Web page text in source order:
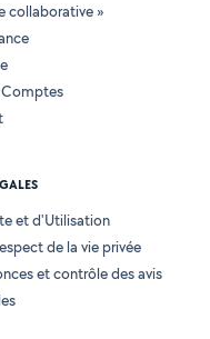
collaborative »
Comptes
et d'Utilisation
de la vie privée
et contrôle des avis